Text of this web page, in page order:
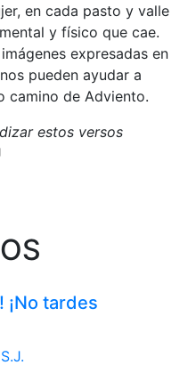
en cada pasto y valle
y físico que cae.
expresadas en
pueden ayudar a
camino de Adviento.
estos versos
¡No tardes